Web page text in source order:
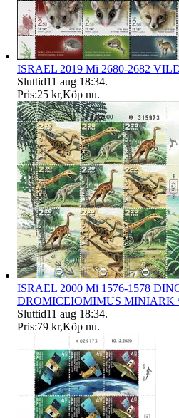
ISRAEL 2019 Mi 2680-2682
Sluttid11 aug 18:34.
Pris:25 kr,Köp nu.
ISRAEL 2000 Mi 1576-1578
DROMICEIOMIMUS MINIARK
Sluttid11 aug 18:34.
Pris:79 kr,Köp nu.